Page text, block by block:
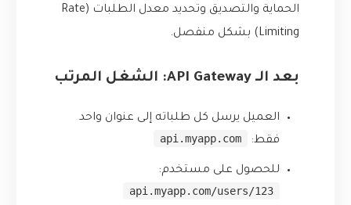
الحماية والتصديق وتحديد معدل الطلبات (Rate
Limiting) بشكل منفصل.
بعد الـ API Gateway: الشغل المرتب
العميل يرسل كل طلباته إلى عنوان واحد
فقط:
api.myapp.com
للحصول على مستخدم:
api.myapp.com/users/123